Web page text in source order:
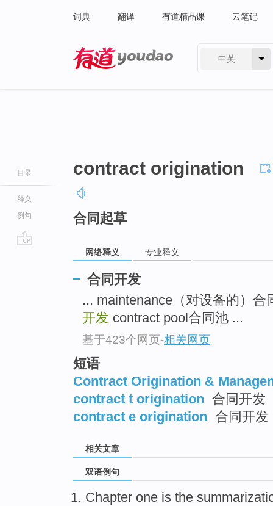
词典 翻译 有道精品课 云笔记
中英
目录
释义
例句
contract origination
合同起草
网络释义 专业释义
合同开发
... maintenance（对设备的）
开发 contract pool合同池 ...
基于423个网页-相关网页
短语
Contract Origination &
contract t origination 合同开发
contract e origination 合同开发
相关文章
双语例句
Chapter one is the